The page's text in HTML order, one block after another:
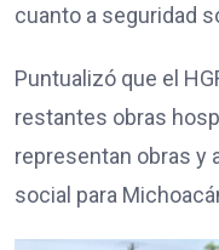
cuanto a seguridad
Puntualizó que el
restantes obras
representan obras y
social para